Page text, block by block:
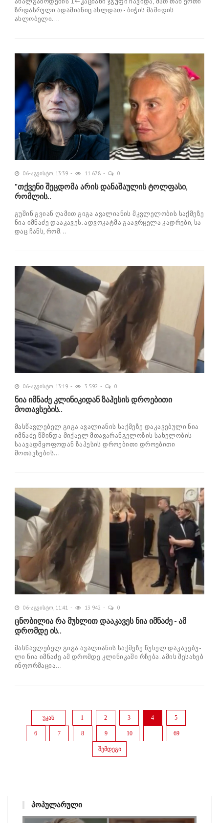
ზრდასრული ადამიანიც ახლდათ - ბიჭის მამიდის
ახლობელი....
06-აგვისტო, 13:39 11 678 0
"თქვენი შეცდომა არის დანაშაულის ტოლფასი,
რომ­ლის..
გუ­შინ გვი­ან ღა­მით გიგა ავა­ლი­ა­ნის მკვლე­ლო­ბის საქ­მე­ზე
ნია იმ­ნა­ძე და­ა­კა­ვეს. ად­ვო­კატ­მა გა­ავ­რცე­ლა კად­რე­ბი, სა­
დაც ჩანს, რომ...
06-აგვისტო, 13:19 3 592 0
ნია იმნაძე კლინიკიდან ზაჰესის დროებითი
მოთავსების..
მასწავლებელ გიგა ავალიანის საქმეზე დაკავებული ნია
იმნაძე წმინდა მიქაელ მთავარანგელოზის სახელობის
საავადმყოფოდან ზაჰესის დროებითი დროებითი
მოთავსების...
06-აგვისტო, 11:41 13 942 0
ცნობილია რა მუხლით დააკავეს ნია იმნაძე - ამ
დრომდე ის..
მას­წავ­ლე­ბელ გიგა ავა­ლი­ა­ნის საქ­მე­ზე წუ­ხელ და­კა­ვე­ბუ­
ლი ნია იმ­ნა­ძე ამ დრომ­დე კლი­ნი­კა­ში რჩე­ბა. ამის შე­სა­ხებ
ინ­ფორ­მა­ცია...
უკან 1 2 3 4 5
6 7 8 9 10 69
შემდეგი
ᲞᲝᲞᲣᲚᲐᲠᲣᲚᲘ